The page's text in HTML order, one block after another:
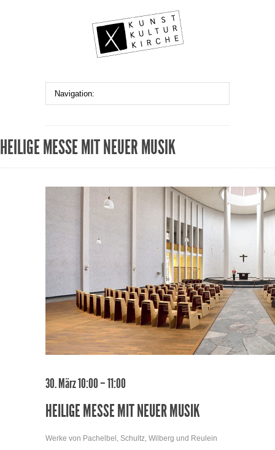
HEILIGE MESSE MIT NEUER MUSIK
30. März 10:00 – 11:00
HEILIGE MESSE MIT NEUER MUSIK
Werke von Pachelbel, Schultz, Wilberg und Reulein